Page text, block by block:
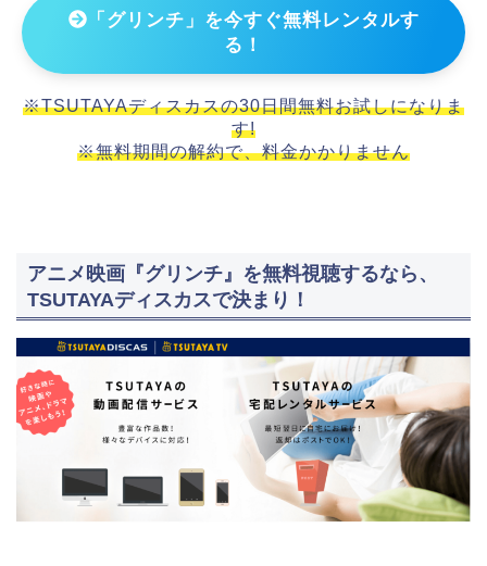
「グリンチ」を今すぐ無料レンタルす
る！
※TSUTAYAディスカスの30日間無料お試しになりま
す!
※無料期間の解約で、料金かかりません
アニメ映画『グリンチ』を無料視聴するなら、
TSUTAYAディスカスで決まり！